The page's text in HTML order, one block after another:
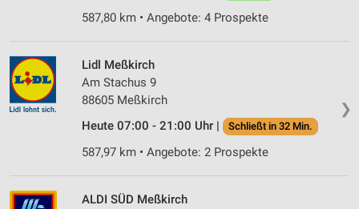
587,80 km • Angebote: 4 Prospekte
❯
Lidl Meßkirch
Am Stachus 9
88605 Meßkirch
Heute 07:00 - 21:00 Uhr |
Schließt in 32 Min.
587,97 km • Angebote: 2 Prospekte
ALDI SÜD Meßkirch